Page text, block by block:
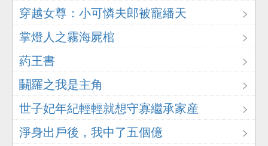
穿越女尊：小可憐夫郎被寵繙天
掌燈人之霧海屍棺
葯王書
鬭羅之我是主角
世子妃年紀輕輕就想守寡繼承家産
淨身出戶後，我中了五個億